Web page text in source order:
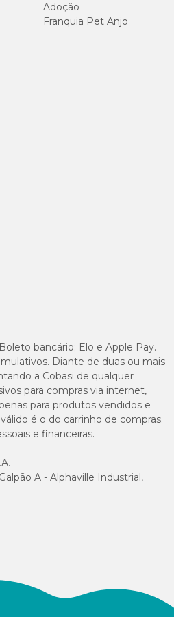
4.200 mg/kg
5.670 mg/kg
Adoção
Franquia Pet Anjo
bancário; Elo e Apple Pay.
Diante de duas ou mais
a Cobasi de qualquer
para compras via internet,
para produtos vendidos e
é o do carrinho de compras.
e financeiras.
A - Alphaville Industrial,